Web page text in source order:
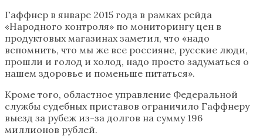
Гаффнер в январе 2015 года в рамках рейда
«Народного контроля» по мониторингу цен в
продуктовых магазинах заметил, что «надо
вспомнить, что мы же все россияне, русские люди,
прошли и голод и холод, надо просто задуматься о
нашем здоровье и поменьше питаться».
Кроме того, областное управление Федеральной
службы судебных приставов ограничило Гаффнеру
выезд за рубеж из-за долгов на сумму 196
миллионов рублей.